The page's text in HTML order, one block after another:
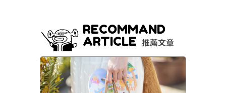
RECOMMAND
ARTICLE 推薦文章